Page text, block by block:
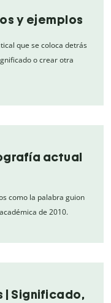
y ejemplos
que se coloca detrás
o crear otra
actual
como la palabra guion
de 2010.
| Significado,